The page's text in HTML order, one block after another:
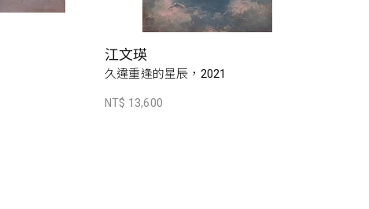
江文瑛
久違重逢的星辰，2021
NT$ 13,600